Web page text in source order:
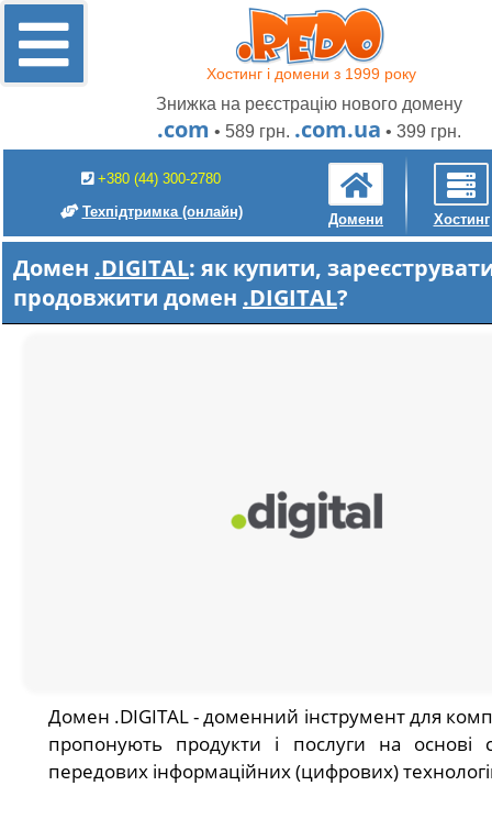
Хостинг і домени з 1999 року
Знижка на реєстрацію нового домену
.com • 589 грн. .com.ua • 399 грн.
+380 (44) 300-2780
Техпідтримка (онлайн) Домени Хостинг
Домен .DIGITAL: як купити,
продовжити домен .DIGITAL?
Домен .DIGITAL - доменний інструмент для
пропонують продукти і послуги на основі
передових інформаційних (цифрових)